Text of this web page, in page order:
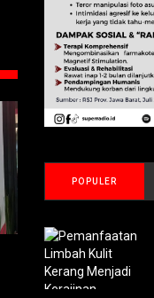
POPULER